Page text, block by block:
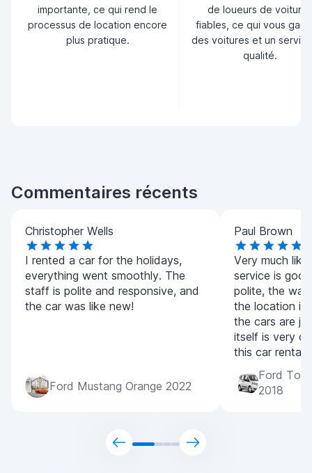
importante, ce qui rend le
processus de location encore
plus pratique.
de loueurs de voitures
fiables, ce qui vous
des voitures et un
qualité.
Commentaires récents
Christopher Wells
I rented a car for the holidays,
everything went smoothly. The
staff is polite and responsive, and
the car was like new!
Ford Mustang Orange 2022
Paul Brown
Very much
service is
polite, the
the location is
the cars are
itself is very
this car rental
Ford
2018